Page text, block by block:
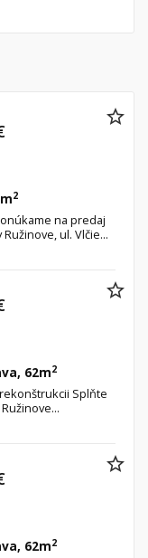
2
na predaj
Ružinove, ul. Vlčie...
62m2
Splňte
62m2